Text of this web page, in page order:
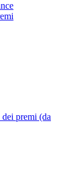
premi (da